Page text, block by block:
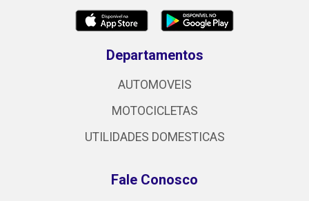
Departamentos
AUTOMOVEIS
MOTOCICLETAS
UTILIDADES DOMESTICAS
Fale Conosco